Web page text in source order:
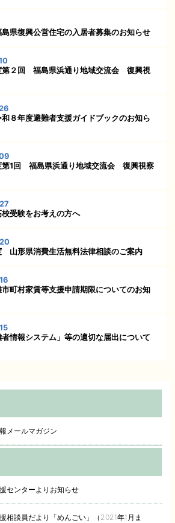
県復興公営住宅の入居者募集のお知らせ
第２回 福島県浜通り地域交流会 復興視
８年度避難者支援ガイドブックのお知ら
第1回 福島県浜通り地域交流会 復興視察
受験をお考えの方へ
山形県消費生活無料法律相談のご案内
町村家賃等支援申請期限についてのお知
者情報システム」等の適切な届出について
メールマガジン
センターよりお知らせ
相談員だより「めんごい」（2021年1月ま